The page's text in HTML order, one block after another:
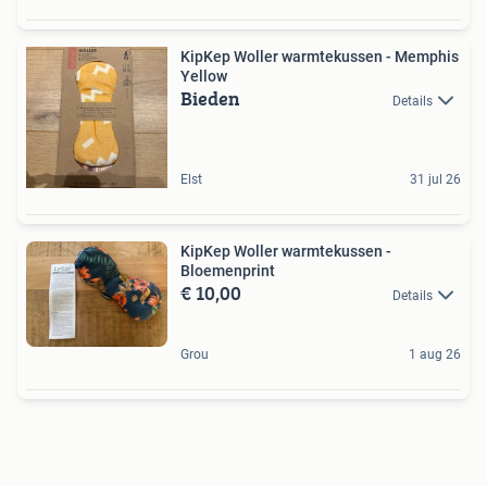
KipKep Woller warmtekussen - Memphis
Yellow
Bieden Details
Elst 31 jul 26
KipKep Woller warmtekussen -
Bloemenprint
€ 10,00 Details
Grou 1 aug 26